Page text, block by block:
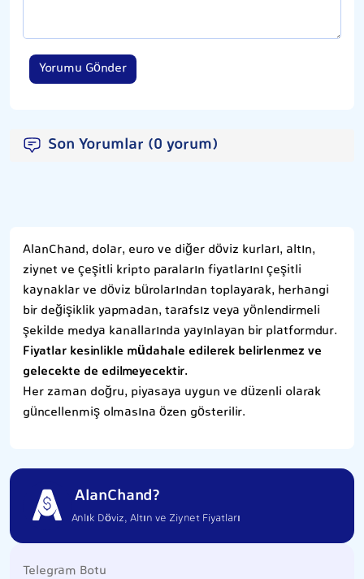
Yorumu Gönder
Son Yorumlar (0 yorum)
AlanChand, dolar, euro ve diğer döviz kurları, altın,
ziynet ve çeşitli kripto paraların fiyatlarını çeşitli
kaynaklar ve döviz bürolarından toplayarak, herhangi
bir değişiklik yapmadan, tarafsız veya yönlendirmeli
şekilde medya kanallarında yayınlayan bir platformdur.
Fiyatlar kesinlikle müdahale edilerek belirlenmez ve
gelecekte de edilmeyecektir.
Her zaman doğru, piyasaya uygun ve düzenli olarak
güncellenmiş olmasına özen gösterilir.
AlanChand?
Anlık Döviz, Altın ve Ziynet Fiyatları
Telegram Botu